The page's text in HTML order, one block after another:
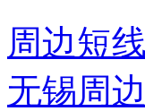
周边短线
无锡周